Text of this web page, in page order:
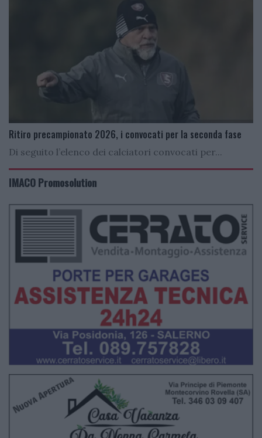
Ritiro precampionato 2026, i convocati per la seconda fase
Di seguito l’elenco dei calciatori convocati per...
IMACO Promosolution